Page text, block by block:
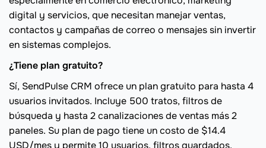
digital y servicios, que necesitan manejar ventas,
contactos y campañas de correo o mensajes sin invertir
en sistemas complejos.
¿Tiene plan gratuito?
Sí, SendPulse CRM ofrece un plan gratuito para hasta 4
usuarios invitados. Incluye 500 tratos, filtros de
búsqueda y hasta 2 canalizaciones de ventas más 2
paneles. Su plan de pago tiene un costo de $14.4